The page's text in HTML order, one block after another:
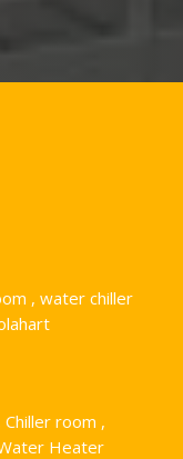
, water chiller
room ,
Heater